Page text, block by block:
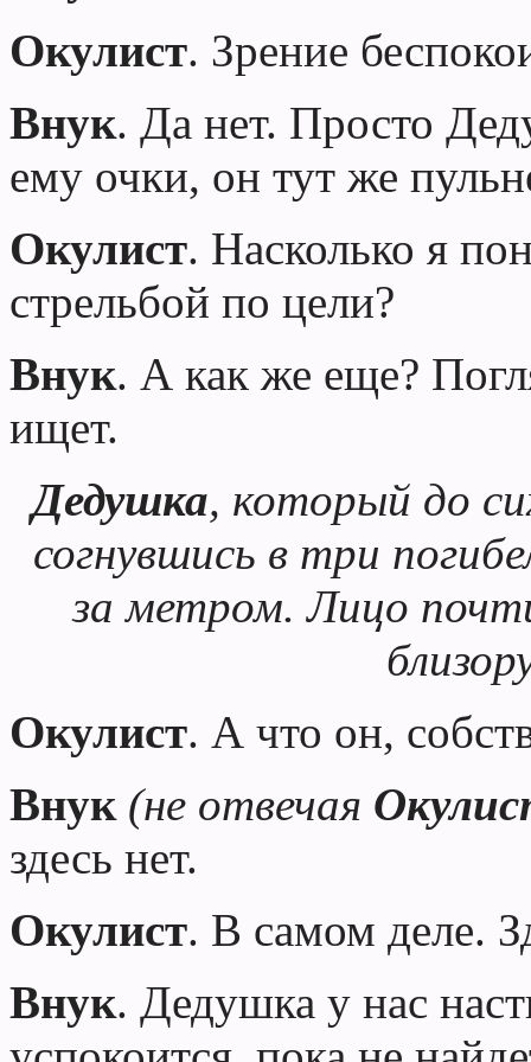
Окулист. Зрение
Внук. Да нет. Просто
ему очки, он тут же
Окулист. Насколько я
стрельбой по цели?
Внук. А как же еще?
ищет.
Дедушка, который до
согнувшись в три
за метром. Лицо
Окулист. А что он,
Внук (не отвечая
здесь нет.
Окулист. В самом деле.
Внук. Дедушка у нас